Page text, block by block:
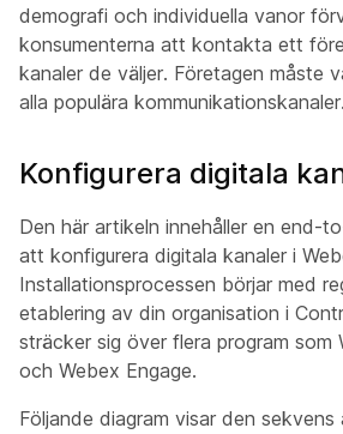
demografi och individuella vanor
konsumenterna att kontakta ett
kanaler de väljer. Företagen måste
alla populära kommunikationskanaler.
Konfigurera digitala
Den här artikeln innehåller en end-
att konfigurera digitala kanaler i
Installationsprocessen börjar med
etablering av din organisation i
sträcker sig över flera program som
och Webex Engage.
Följande diagram visar den